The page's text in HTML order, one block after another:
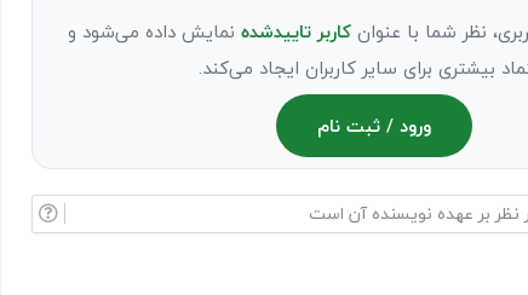
نظر شما با عنوانکاربر تاییدشدهنمایش داده می‌شود و
بیشتری برای سایر کاربران ایجاد می‌کند.
ورود / ثبت نام